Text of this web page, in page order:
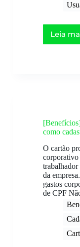
Leia
como
O cartão
corporativo
da
gastos
de CPF